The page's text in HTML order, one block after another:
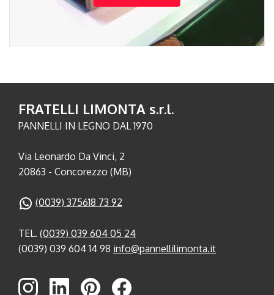
FRATELLI LIMONTA s.r.l.
PANNELLI IN LEGNO DAL 1970
Via Leonardo Da Vinci, 2
20863 - Concorezzo (MB)
(0039) 375618 73 92
TEL. (0039) 039 604 05 24
(0039) 039 604 14 98 info@pannellilimonta.it